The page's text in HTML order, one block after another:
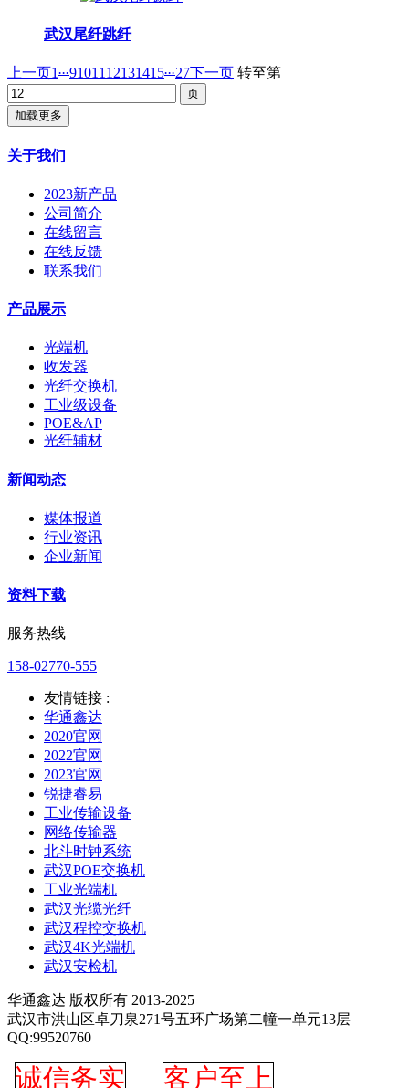
武汉尾纤跳纤
上一页1...91011 12131415...27下一页 转至第
加载更多
关于我们
2023新产品
公司简介
在线留言
在线反馈
联系我们
产品展示
光端机
收发器
光纤交换机
工业级设备
POE&AP
光纤辅材
新闻动态
媒体报道
行业资讯
企业新闻
资料下载
服务热线
158-02770-555
友情链接 :
华通鑫达
2020官网
2022官网
2023官网
锐捷睿易
工业传输设备
网络传输器
北斗时钟系统
武汉POE交换机
工业光端机
武汉光缆光纤
武汉程控交换机
武汉4K光端机
武汉安检机
华通鑫达 版权所有 2013-2025
武汉市洪山区卓刀泉271号五环广场第二幢一单元13层
QQ:99520760
诚信务实 客户至上